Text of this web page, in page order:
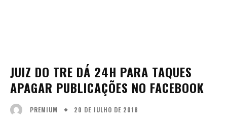
JUIZ DO TRE DÁ 24H PARA TAQUES
APAGAR PUBLICAÇÕES NO FACEBOOK
PREMIUM 20 DE JULHO DE 2018